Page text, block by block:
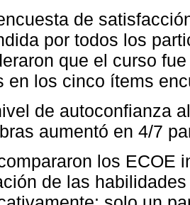
de
por todos los
que el curso
en los cinco ítems
de autoconfianza
aumentó en 4/7
los ECOE
de las